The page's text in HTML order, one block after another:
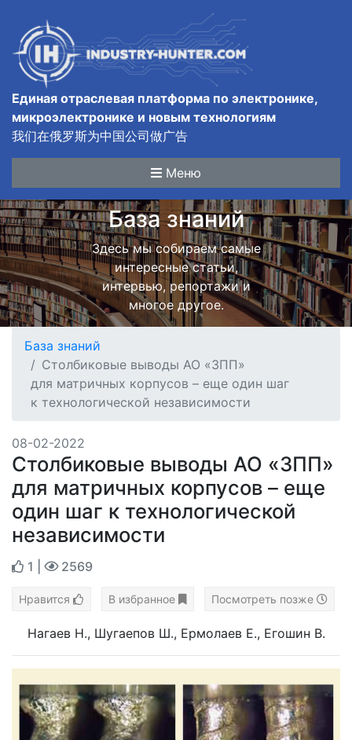
Единая отраслевая платформа по электронике,
микроэлектронике и новым технологиям
我们在俄罗斯为中国公司做广告
Меню
База знаний
Здесь мы собираем самые
интересные статьи,
интервью, репортажи и
многое другое.
База знаний
Столбиковые выводы АО «ЗПП»
для матричных корпусов – еще один шаг
к технологической независимости
08-02-2022
Столбиковые выводы АО «ЗПП»
для матричных корпусов – еще
один шаг к технологической
независимости
1 2569
Нравится В избранное Посмотреть позже
Нагаев Н., Шугаепов Ш., Ермолаев Е., Егошин В.